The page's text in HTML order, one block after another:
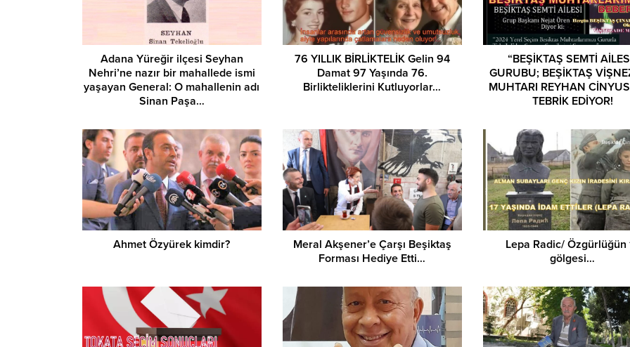
Adana Yüreğir ilçesi Seyhan
Nehri’ne nazır bir mahallede ismi
yaşayan General: O mahallenin adı
Sinan Paşa…
76 YILLIK BİRLİKTELİK Gelin 94
Damat 97 Yaşında 76.
Birlikteliklerini Kutluyorlar…
“BEŞİKTAŞ SEMTİ
GURUBU; BEŞİKTAŞ
MUHTARI REYHAN
TEBRİK EDİYOR!
Ahmet Özyürek kimdir?
Meral Akşener’e Çarşı Beşiktaş
Forması Hediye Etti…
Lepa Radic/ Özgürlüğün
gölgesi…